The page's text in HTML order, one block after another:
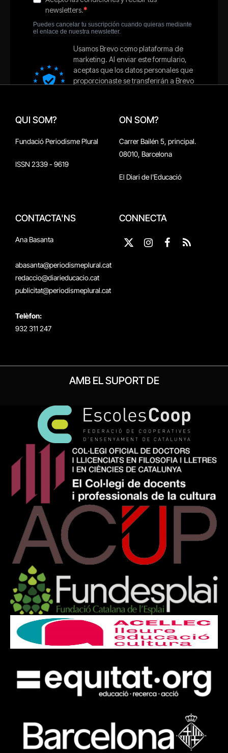
QUI SOM?
Fundació Periodisme Plural
ISSN 2339 - 9619
ON SOM?
Carrer Bailén 5, principal.
08010, Barcelona
El Diari de l'Educació
CONTACTA'NS
Ana Basanta
abasanta@periodismeplural.cat
redaccio@diarieducacio.cat
publicitat@periodismeplural.cat
Telèfon:
932 311 247
CONNECTA
X
Instagram
Facebook
RSS
AMB EL SUPORT DE